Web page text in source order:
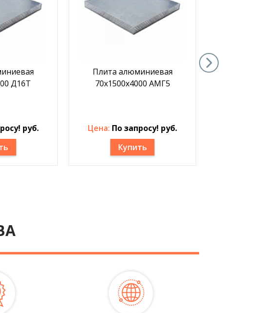
Д16Т
руб.
Плита алюминиевая
70х1500х4000 АМГ5
Цена: По запросу! руб.
Купить